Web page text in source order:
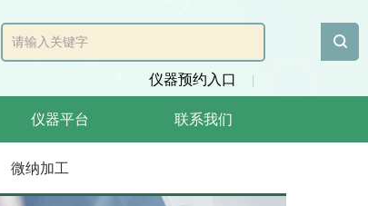
仪器预约入口 |
仪器平台 联系我们
微纳加工